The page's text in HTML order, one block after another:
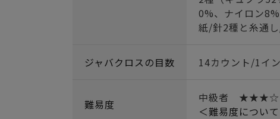
0%、ナイロン
紙/針2種と糸通
ジャバクロスの目数 14カウント/1イ
難易度
中級者
＜難易度につい